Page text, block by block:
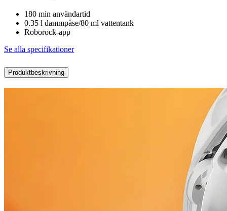
180 min användartid
0.35 l dammpåse/80 ml vattentank
Roborock-app
Se alla specifikationer
Produktbeskrivning